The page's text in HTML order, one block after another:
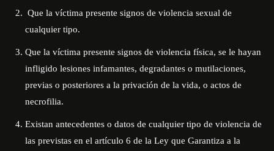
Que la víctima presente signos de violencia sexual de
cualquier tipo.
Que la víctima presente signos de violencia física, se le hayan
infligido lesiones infamantes, degradantes o mutilaciones,
previas o posteriores a la privación de la vida, o actos de
necrofilia.
Existan antecedentes o datos de cualquier tipo de violencia de
las previstas en el artículo 6 de la Ley que Garantiza a la